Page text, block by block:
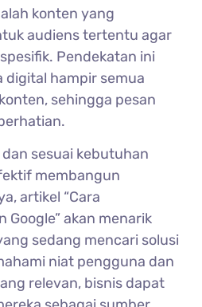
konten yang
audiens tertentu agar
Pendekatan ini
digital hampir semua
sehingga pesan
sesuai kebutuhan
membangun
artikel “Cara
Google” akan menarik
sedang mencari solusi
niat pengguna dan
relevan, bisnis dapat